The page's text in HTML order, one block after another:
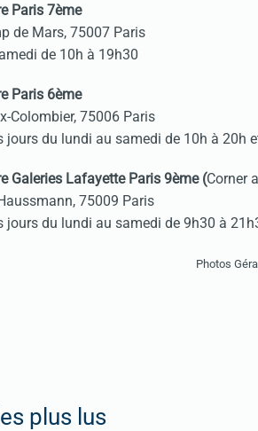
Paris 7ème
de Mars, 75007 Paris
de 10h à 19h30
Paris 6ème
Colombier, 75006 Paris
jours du lundi au samedi de 10h à 20h
Galeries Lafayette Paris 9ème (Corner
75009 Paris
jours du lundi au samedi de 9h30 à
Photos
plus lus